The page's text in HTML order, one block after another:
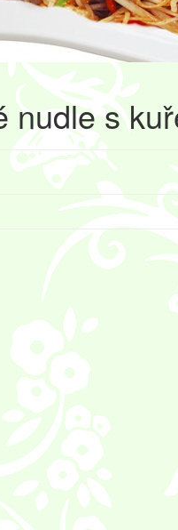
nudle s